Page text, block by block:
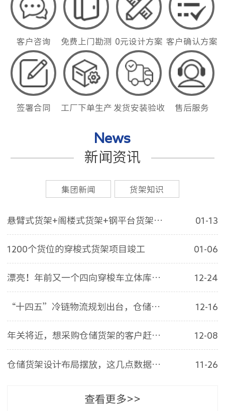
客户咨询 免费上门勘测 0元设计方案 客户确认方案
签署合同 工厂下单生产 发货安装验收 售后服务
News
新闻资讯
集团新闻 货架知识
悬臂式货架+阁楼式货架+钢平台货架=完美建材仓库 01-13
1200个货位的穿梭式货架项目竣工 01-06
漂亮！年前又一个四向穿梭车立体库竣工 12-24
“十四五”冷链物流规划出台，仓储设备行业将迎来新的“黄金十年” 12-16
年关将近，想采购仓储货架的客户赶紧的 12-08
仓储货架设计布局摆放，这几点数据不可忽视 11-26
查看更多>>